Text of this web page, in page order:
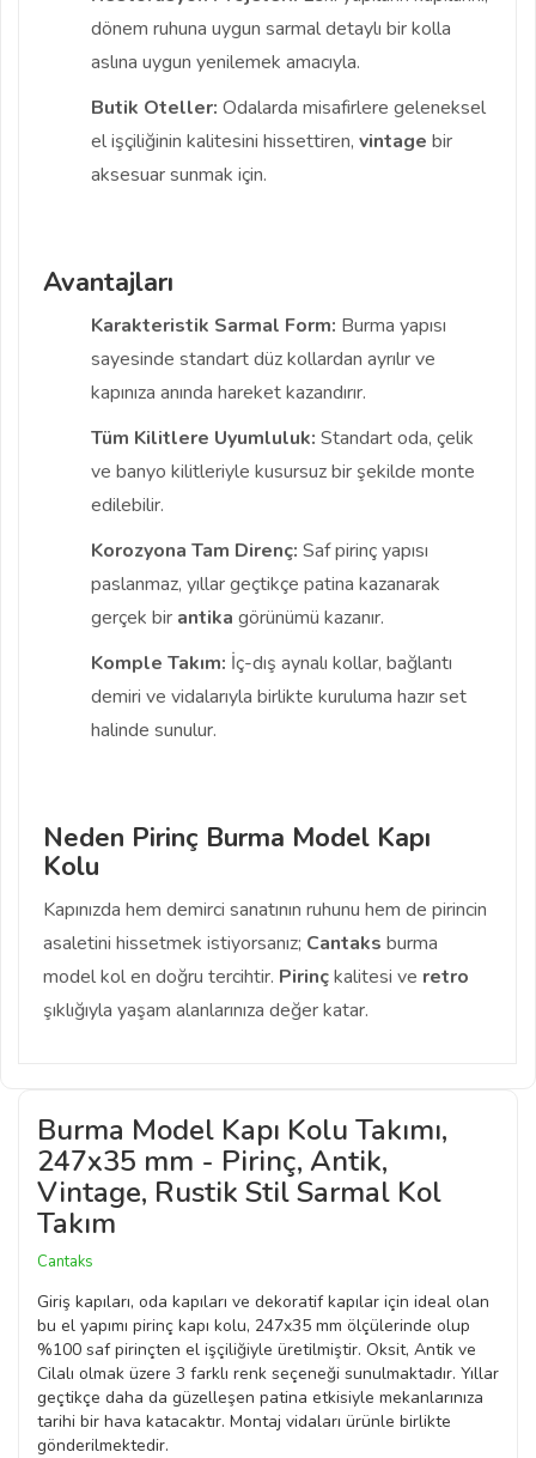
dönem ruhuna uygun sarmal detaylı bir kolla
aslına uygun yenilemek amacıyla.
Butik Oteller: Odalarda misafirlere geleneksel
el işçiliğinin kalitesini hissettiren, vintage bir
aksesuar sunmak için.
Avantajları
Karakteristik Sarmal Form: Burma yapısı
sayesinde standart düz kollardan ayrılır ve
kapınıza anında hareket kazandırır.
Tüm Kilitlere Uyumluluk: Standart oda, çelik
ve banyo kilitleriyle kusursuz bir şekilde monte
edilebilir.
Korozyona Tam Direnç: Saf pirinç yapısı
paslanmaz, yıllar geçtikçe patina kazanarak
gerçek bir antika görünümü kazanır.
Komple Takım: İç-dış aynalı kollar, bağlantı
demiri ve vidalarıyla birlikte kuruluma hazır set
halinde sunulur.
Neden Pirinç Burma Model Kapı
Kolu
Kapınızda hem demirci sanatının ruhunu hem de pirincin
asaletini hissetmek istiyorsanız; Cantaks burma
model kol en doğru tercihtir. Pirinçkalitesi ve retro
şıklığıyla yaşam alanlarınıza değer katar.
Burma Model Kapı Kolu Takımı,
247x35 mm - Pirinç, Antik,
Vintage, Rustik Stil Sarmal Kol
Takım
Cantaks
Giriş kapıları, oda kapıları ve dekoratif kapılar için ideal olan
bu el yapımı pirinç kapı kolu, 247x35 mm ölçülerinde olup
%100 saf pirinçten el işçiliğiyle üretilmiştir. Oksit, Antik ve
Cilalı olmak üzere 3 farklı renk seçeneği sunulmaktadır. Yıllar
geçtikçe daha da güzelleşen patina etkisiyle mekanlarınıza
tarihi bir hava katacaktır. Montaj vidaları ürünle birlikte
gönderilmektedir.